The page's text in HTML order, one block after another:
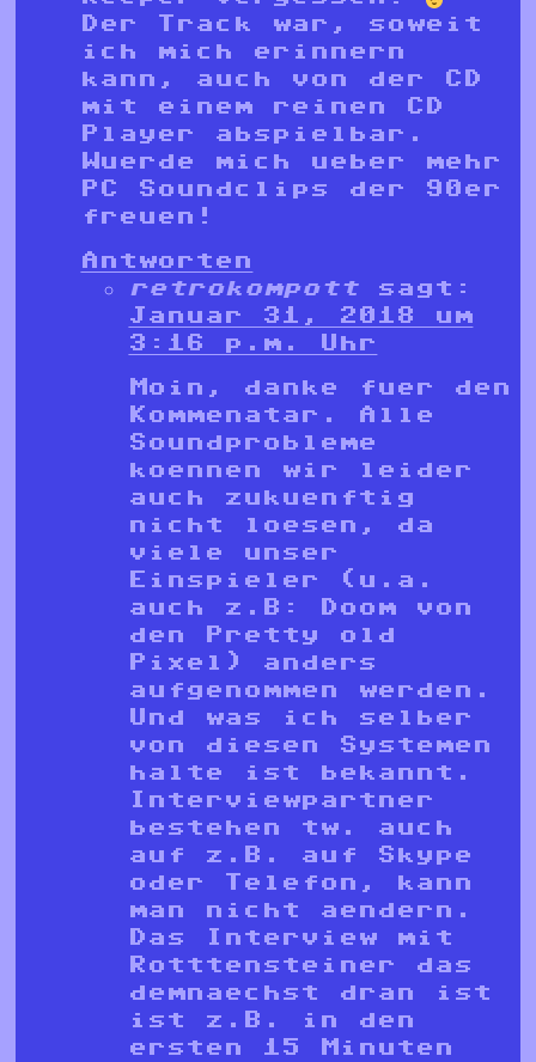
Der Track war, soweit
ich mich erinnern
kann, auch von der CD
mit einem reinen CD
Player abspielbar.
Wuerde mich ueber mehr
PC Soundclips der 90er
freuen!
Antworten
retrokompott
sagt:
Januar 31, 2018 um
3:16 p.m. Uhr
Moin, danke fuer den
Kommenatar. Alle
Soundprobleme
koennen wir leider
auch zukuenftig
nicht loesen, da
viele unser
Einspieler (u.a.
auch z.B: Doom von
den Pretty old
Pixel) anders
aufgenommen werden.
Und was ich selber
von diesen Systemen
halte ist bekannt.
Interviewpartner
bestehen tw. auch
auf z.B. auf Skype
oder Telefon, kann
man nicht aendern.
Das Interview mit
Rotttensteiner das
demnaechst dran ist
ist z.B. in den
ersten 15 Minuten